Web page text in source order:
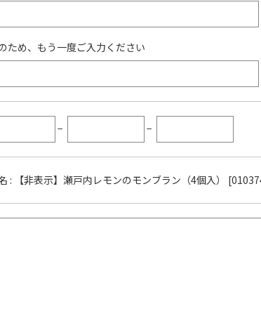
ため、もう一度ご入力ください
− −
: 【非表示】瀬戸内レモンのモンブラン（4個入）